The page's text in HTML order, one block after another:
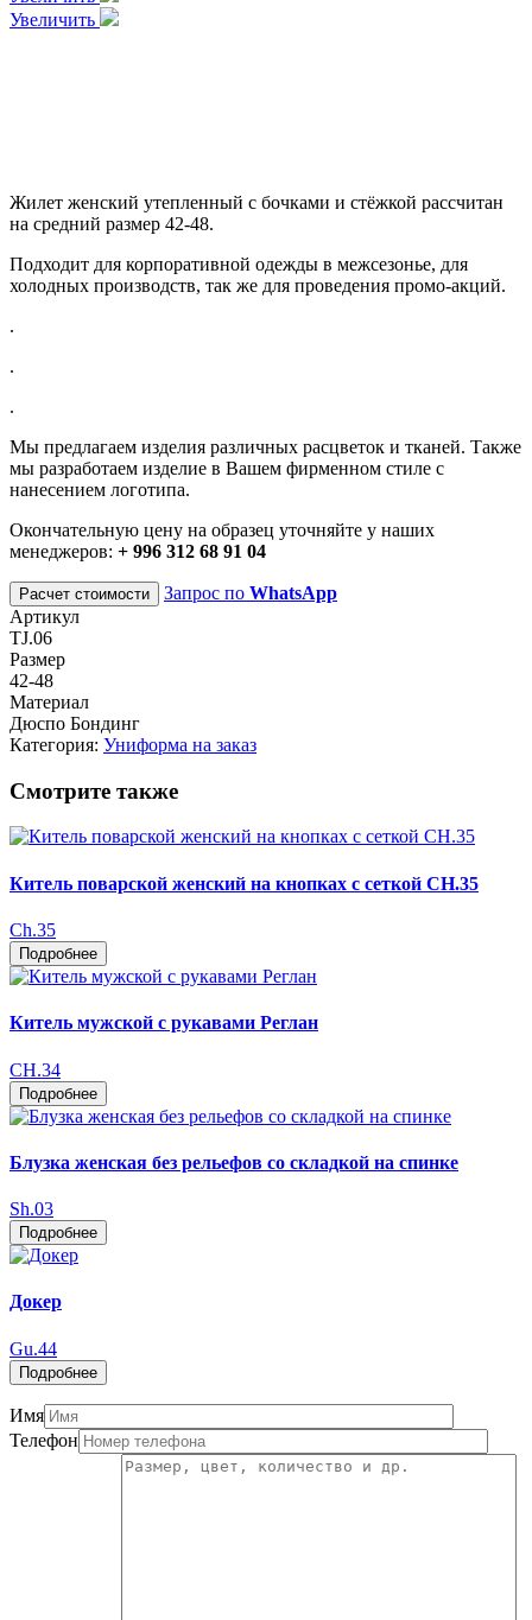
Увеличить
Жилет женский утепленный с бочками и стёжкой рассчитан
на средний размер 42-48.
Подходит для корпоративной одежды в межсезонье, для
холодных производств, так же для проведения промо-акций.
.
.
.
Мы предлагаем изделия различных расцветок и тканей. Также
мы разработаем изделие в Вашем фирменном стиле с
нанесением логотипа.
Окончательную цену на образец уточняйте у наших
менеджеров: + 996 312 68 91 04
Расчет стоимости Запрос по WhatsApp
Артикул
TJ.06
Размер
42-48
Материал
Дюспо Бондинг
Категория: Униформа на заказ
Смотрите также
Китель поварской женский на кнопках с сеткой CH.35
Ch.35
Подробнее
Китель мужской с рукавами Реглан
CH.34
Подробнее
Блузка женская без рельефов со складкой на спинке
Sh.03
Подробнее
Докер
Gu.44
Подробнее
Имя
Телефон